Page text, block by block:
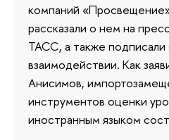
компаний
рассказали о нем на
ТАСС, а также подписали
взаимодействии. Как
Анисимов,
инструментов оценки
иностранным языком